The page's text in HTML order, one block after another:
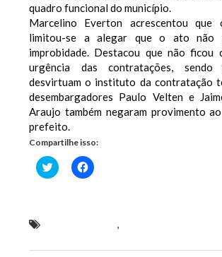
quadro funcional do município.
Marcelino Everton acrescentou que
limitou-se a alegar que o ato não
improbidade. Destacou que não ficou
urgência das contratações, sendo
desvirtuam o instituto da contratação
desembargadores Paulo Velten e
Araujo também negaram provimento
prefeito.
Compartilhe isso:
Clique
para
Clique
para
,